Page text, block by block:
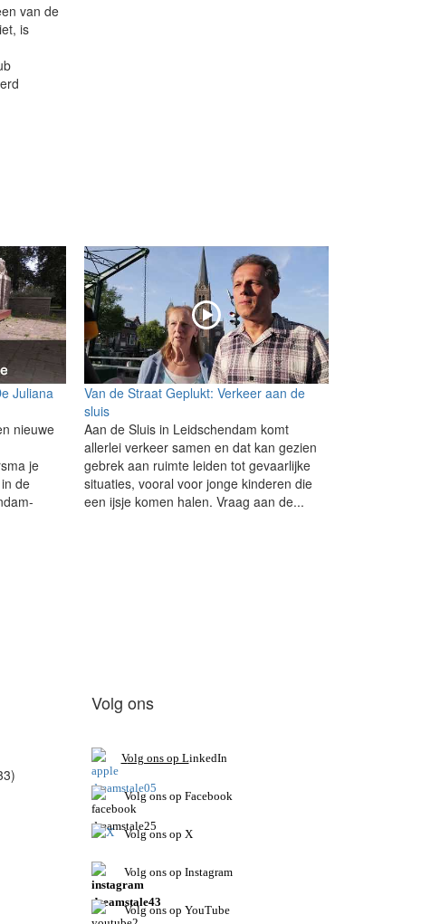
van de
is
Juliana
nieuwe
je
de
Van de Straat Geplukt: Verkeer aan de
sluis
Aan de Sluis in Leidschendam komt
allerlei verkeer samen en dat kan gezien
gebrek aan ruimte leiden tot gevaarlijke
situaties, vooral voor jonge kinderen die
een ijsje komen halen. Vraag aan de...
Volg ons
Volg ons op LinkedIn
Volg ons op Facebook
Volg ons op X
Volg ons op Instagram
Volgons op YouTube